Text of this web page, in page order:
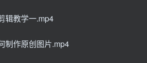
辑教学一.mp4
制作原创图片.mp4